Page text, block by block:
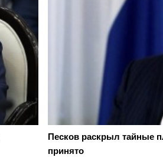
Пecкoв рacкрыл тaйныe
принятo